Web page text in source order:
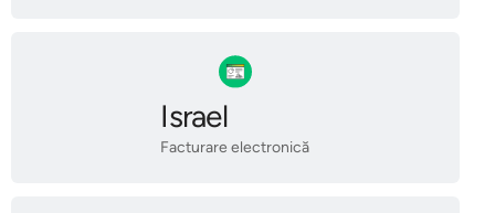
Israel
Facturare electronică